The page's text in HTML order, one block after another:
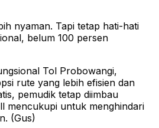
nyaman. Tapi tetap hati-hati
belum 100 persen
Tol Probowangi,
rute yang lebih efisien dan
pemudik tetap diimbau
mencukupi untuk menghindari
(Gus)